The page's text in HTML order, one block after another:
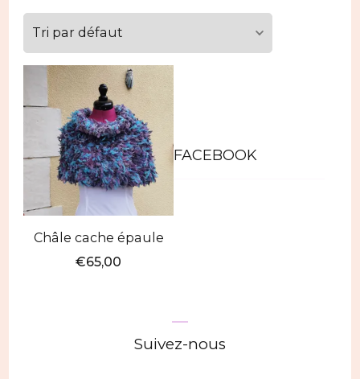
Châle cache épaule
€65,00
FACEBOOK
Suivez-nous